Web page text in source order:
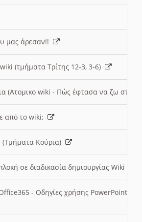
μας άρεσαν!!
(τμήματα Τρίτης 12-3, 3-6)
(Ατομικο wiki - Πώς έφτασα να ζω στην
από το wiki;
Κούρια)
σε διαδικασία δημιουργίας Wiki
- Οδηγίες χρήσης PowerPoint